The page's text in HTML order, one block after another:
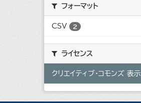
フォーマット
CSV 2
ライセンス
クリエイティブ・コモンズ 表示